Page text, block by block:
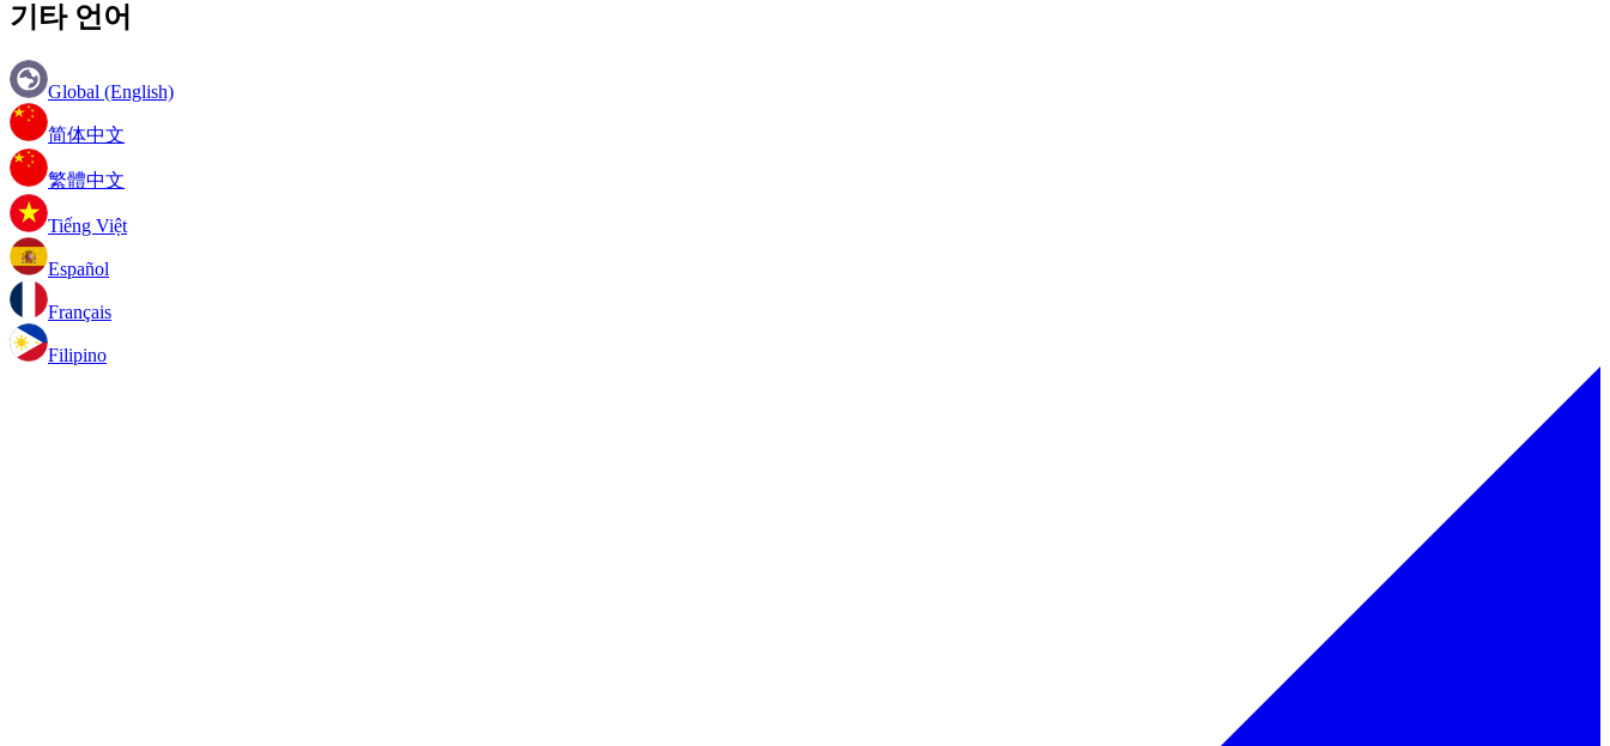
기타 언어
Global (English)
简体中文
繁體中文
Tiếng Việt
Español
Français
Filipino